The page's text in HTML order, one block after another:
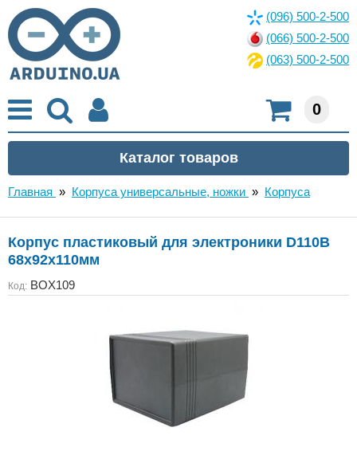
(096) 500-2-500
(066) 500-2-500
(063) 500-2-500
0
Главная » Корпуса универсальные, ножки » Корпуса
Корпус пластиковый для электроники D110B
68x92x110мм
Код: BOX109